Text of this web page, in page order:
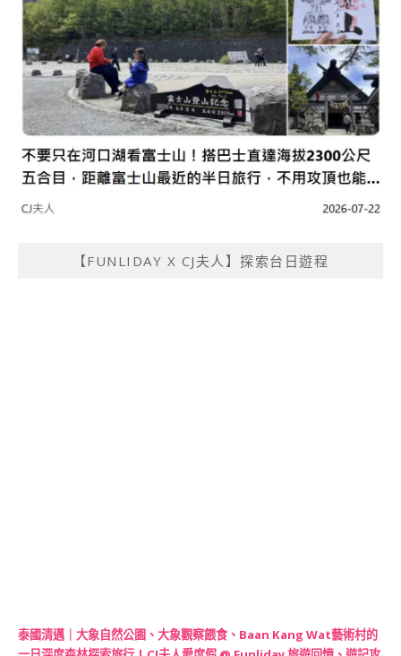
【FUNLIDAY X CJ夫人】探索台日遊程
泰國清邁｜大象自然公園、大象觀察餵食、Baan Kang Wat藝術村的